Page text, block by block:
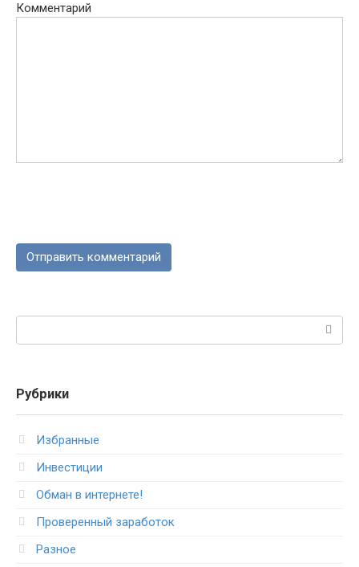
Комментарий
Поиск:
Рубрики
Избранные
Инвестиции
Обман в интернете!
Проверенный заработок
Разное